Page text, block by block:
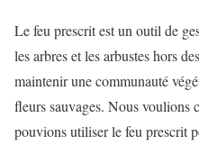
Le feu prescrit est un outil de
les arbres et les arbustes hors
maintenir une communauté
fleurs sauvages. Nous voulions
pouvions utiliser le feu prescrit